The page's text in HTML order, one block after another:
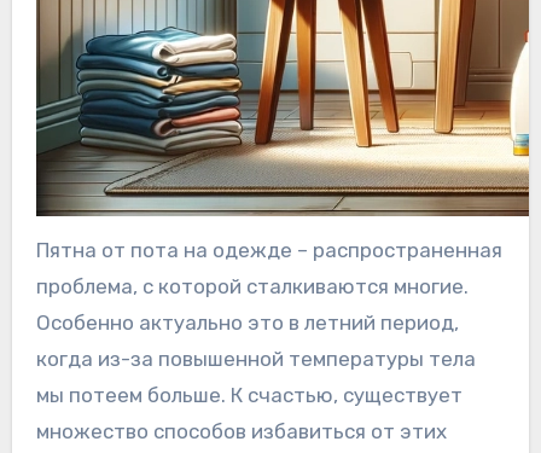
Пятна от пота на одежде – распространенная
проблема, с которой сталкиваются многие.
Особенно актуально это в летний период,
когда из-за повышенной температуры тела
мы потеем больше. К счастью, существует
множество способов избавиться от этих